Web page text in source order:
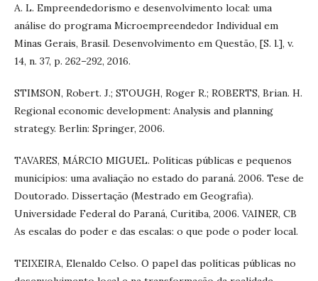
A. L. Empreendedorismo e desenvolvimento local: uma
análise do programa Microempreendedor Individual em
Minas Gerais, Brasil. Desenvolvimento em Questão, [S. l.], v.
14, n. 37, p. 262–292, 2016.
STIMSON, Robert. J.; STOUGH, Roger R.; ROBERTS, Brian. H.
Regional economic development: Analysis and planning
strategy. Berlin: Springer, 2006.
TAVARES, MÁRCIO MIGUEL. Políticas públicas e pequenos
municípios: uma avaliação no estado do paraná. 2006. Tese de
Doutorado. Dissertação (Mestrado em Geografia).
Universidade Federal do Paraná, Curitiba, 2006. VAINER, CB
As escalas do poder e das escalas: o que pode o poder local.
TEIXEIRA, Elenaldo Celso. O papel das políticas públicas no